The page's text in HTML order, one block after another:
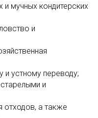
мучных кондитерских
и
и устному переводу;
и
отходов, а также